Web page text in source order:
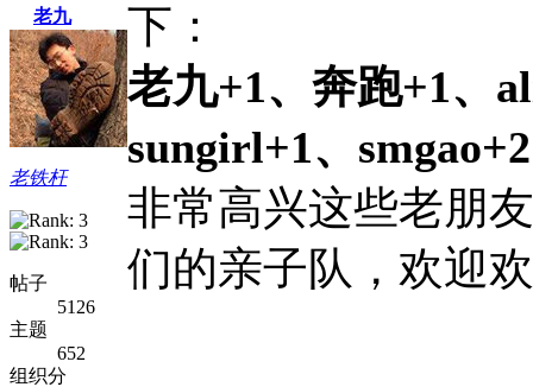
老九
老铁杆
帖子
5126
主题
652
组织分
下：
老九+1、奔跑+1、
sungirl+1、
非常高兴这些老朋
们的亲子队，欢迎